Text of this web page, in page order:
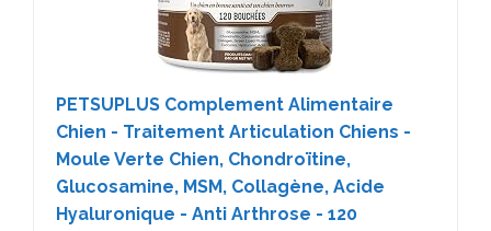
PETSUPLUS Complement Alimentaire
Chien - Traitement Articulation Chiens -
Moule Verte Chien, Chondroïtine,
Glucosamine, MSM, Collagène, Acide
Hyaluronique - Anti Arthrose - 120